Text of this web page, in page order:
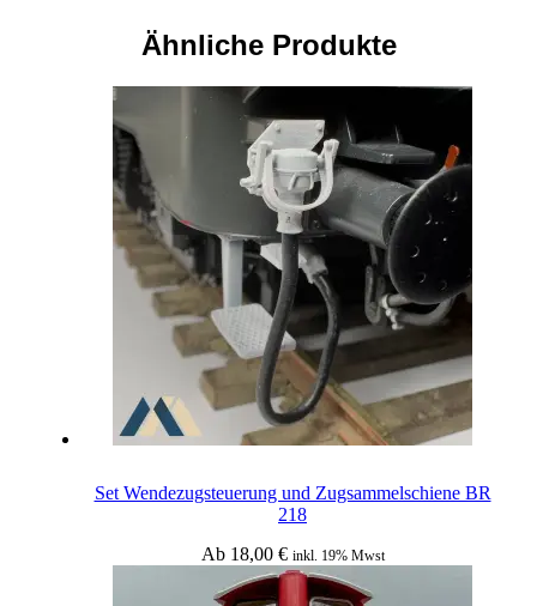
Ähnliche Produkte
Set Wendezugsteuerung und Zugsammelschiene BR
218
Ab 18,00 € inkl. 19% Mwst